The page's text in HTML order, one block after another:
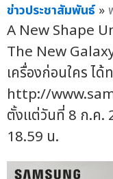
ข่าวประชาสัมพันธ์ »
A New Shape
The New
เครื่องก่อนใคร ได้
http://
ตั้งแต่วันที่ 8 ก.ค.
18.59 น.